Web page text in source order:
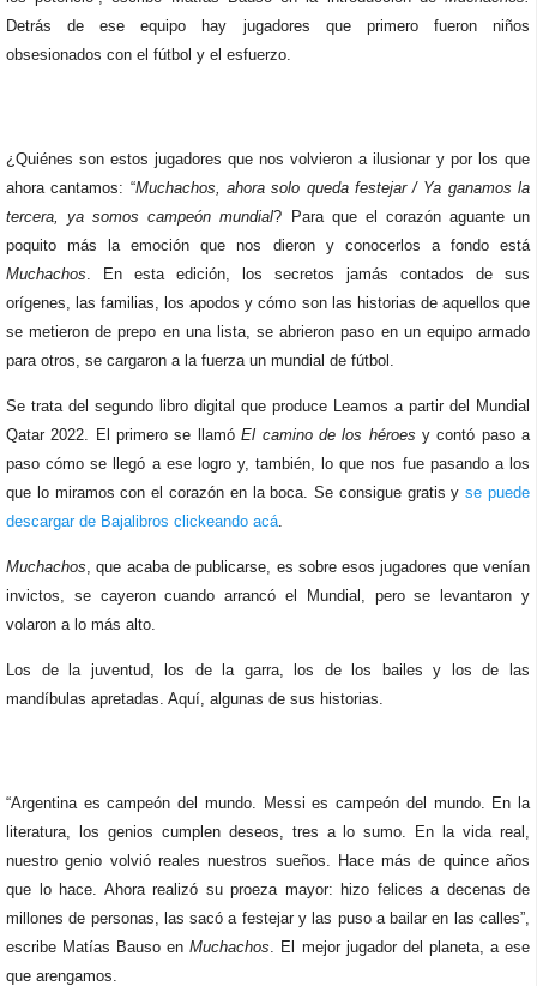
Detrás de ese equipo hay jugadores que primero fueron niños
obsesionados con el fútbol y el esfuerzo.
¿Quiénes son estos jugadores que nos volvieron a ilusionar y por los que
ahora cantamos: “Muchachos, ahora solo queda festejar / Ya ganamos la
tercera, ya somos campeón mundial? Para que el corazón aguante un
poquito más la emoción que nos dieron y conocerlos a fondo está
Muchachos. En esta edición, los secretos jamás contados de sus
orígenes, las familias, los apodos y cómo son las historias de aquellos que
se metieron de prepo en una lista, se abrieron paso en un equipo armado
para otros, se cargaron a la fuerza un mundial de fútbol.
Se trata del segundo libro digital que produce Leamos a partir del Mundial
Qatar 2022. El primero se llamóEl camino de los héroes y contó paso a
paso cómo se llegó a ese logro y, también, lo que nos fue pasando a los
que lo miramos con el corazón en la boca. Se consigue gratis yse puede
descargar de Bajalibros clickeando acá.
Muchachos, que acaba de publicarse, es sobre esos jugadores que venían
invictos, se cayeron cuando arrancó el Mundial, pero se levantaron y
volaron a lo más alto.
Los de la juventud, los de la garra, los de los bailes y los de las
mandíbulas apretadas. Aquí, algunas de sus historias.
“Argentina es campeón del mundo. Messi es campeón del mundo. En la
literatura, los genios cumplen deseos, tres a lo sumo. En la vida real,
nuestro genio volvió reales nuestros sueños. Hace más de quince años
que lo hace. Ahora realizó su proeza mayor: hizo felices a decenas de
millones de personas, las sacó a festejar y las puso a bailar en las calles”,
escribe Matías Bauso enMuchachos. El mejor jugador del planeta, a ese
que arengamos.